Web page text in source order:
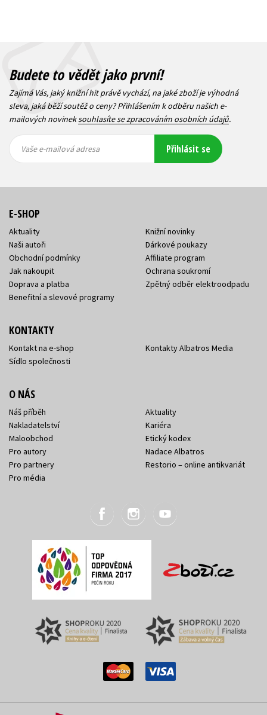
Budete to vědět jako první!
Zajímá Vás, jaký knižní hit právě vychází, na jaké zboží je výhodná
sleva, jaká běží soutěž o ceny? Přihlášením k odběru našich e-
mailových novineksouhlasíte se zpracováním osobních údajů.
mailová
mailová
Vaše e-mailová adresa Přihlásit se
E-SHOP
Aktuality
Naši autoři
Obchodní podmínky
Jak nakoupit
Doprava a platba
Benefitní a slevové programy
Knižní novinky
Dárkové poukazy
Affiliate program
Ochrana soukromí
Zpětný odběr elektroodpadu
KONTAKTY
Kontakt na e-shop
Sídlo společnosti
Kontakty Albatros Media
O NÁS
Náš příběh
Nakladatelství
Maloobchod
Pro autory
Pro partnery
Pro média
Aktuality
Kariéra
Etický kodex
Nadace Albatros
Restorio – online antikvariát